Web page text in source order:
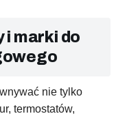
i marki do
nie tylko
termostatów,